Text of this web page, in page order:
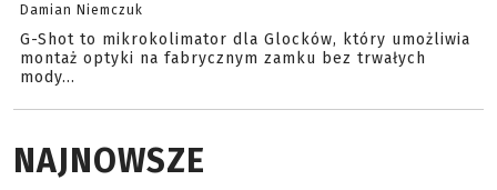
Damian Niemczuk
G-Shot to mikrokolimator dla Glocków, który umożliwia
montaż optyki na fabrycznym zamku bez trwałych
mody...
NAJNOWSZE